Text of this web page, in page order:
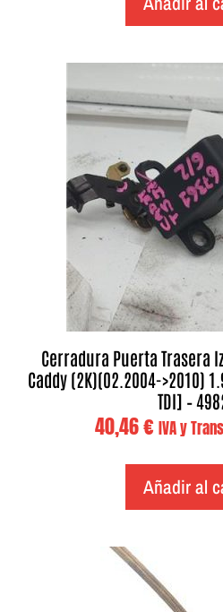
Cerradura Puerta Trasera
Caddy (2K)(02.2004->2010)
TDI] –
40,46€ IVA y
Añadir al